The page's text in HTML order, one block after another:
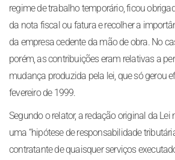
regime de trabalho temporário, ficou
da nota fiscal ou fatura e recolher a
da empresa cedente da mão de obra. No
porém, as contribuições eram relativas a
mudança produzida pela lei, que só gerou
fevereiro de 1999.
Segundo o relator, a redação original da Lei
uma “hipótese de responsabilidade
contratante de quaisquer serviços